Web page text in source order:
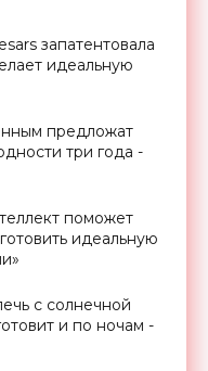
запатентовала
идеальную
предложат
три года -
поможет
идеальную
с солнечной
и по ночам -